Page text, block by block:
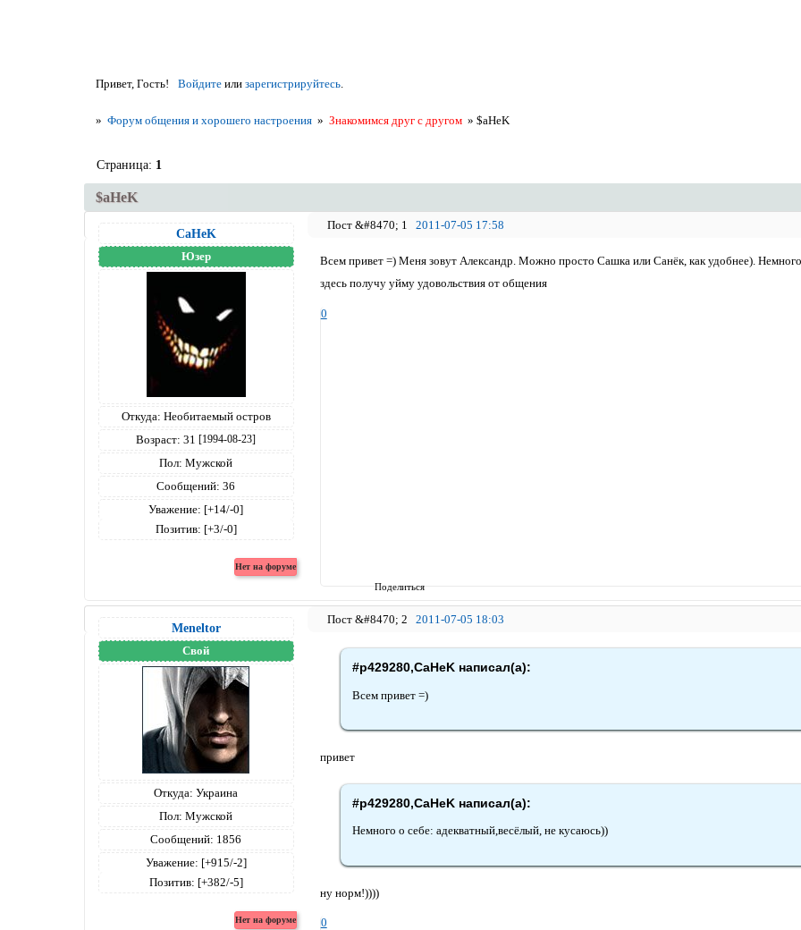
Привет, Гость! Войдитеили зарегистрируйтесь.
» Форум общения и хорошего настроения » Знакомимся друг с другом »$aHeK
$aHeK
Страница: 1
Поделиться
1 2011-07-05 17:58
CaHeK
Юзер
Откуда: Необитаемый остров
Возраст: 31 [1994-08-23]
Пол: Мужской
Сообщений: 36
Уважение: [+14/-0]
Позитив: [+3/-0]
Всем привет =) Меня зовут Александр. Можно просто Сашка или Санёк, как удобнее).
здесь получу уйму удовольствия от общения
0
2 2011-07-05 18:03
Meneltоr
Свой
Откуда: Украина
Пол: Мужской
Сообщений: 1856
Уважение: [+915/-2]
Позитив: [+382/-5]
#p429280,CaHeK написал(а):
Всем привет =)
привет
#p429280,CaHeK написал(а):
Немного о себе: адекватный,весёлый, не кусаюсь))
ну норм!))))
0